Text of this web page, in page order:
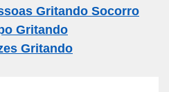
Gritando Socorro
Gritando
Gritando